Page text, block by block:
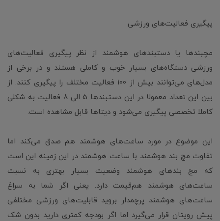
پیگیری فعالیت‌های ورزشی
مچبندها یا دستبندهای هوشمند از نظر پیگیری فعالیت‌های
ورزشی دستگاه‌های بسیار خوب و کاملی هستند و در برخی از
مدل‌های می‌توانند بیش از 100 فعالیت مختلف را پیگیری کنند. از
بین این تعداد معمولا در این دستبندها 5 الی 8 فعالیت به شکلی
کاملا تخصصی پیگیری می‌شود و دیتاها قابل مشاهده است.
این موضوع در مورد ساعت‌های هوشمند هم صدق می‌کند اما
تفاوت مچ بند هوشمند با ساعت هوشمند در این زمینه این است
که مچ بندهای هوشمند وضعیت بسیار بهتری به نسبت
ساعت‌های هوشمند هم‌قیمت دارد. یعنی اگر شما به سراغ
ساعت‌های هوشمند پرچمدار بروید قابلیت‌های ورزشی مختلفی
پیش رویتان قرار می‌گیرد اما اگر بودجه کمتری دارید بدون شک